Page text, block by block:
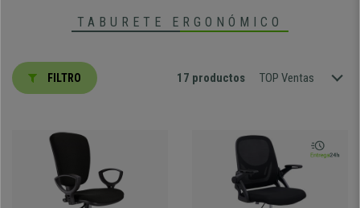
TABURETE ERGONÓMICO
FILTRO 17 productos TOP Ventas